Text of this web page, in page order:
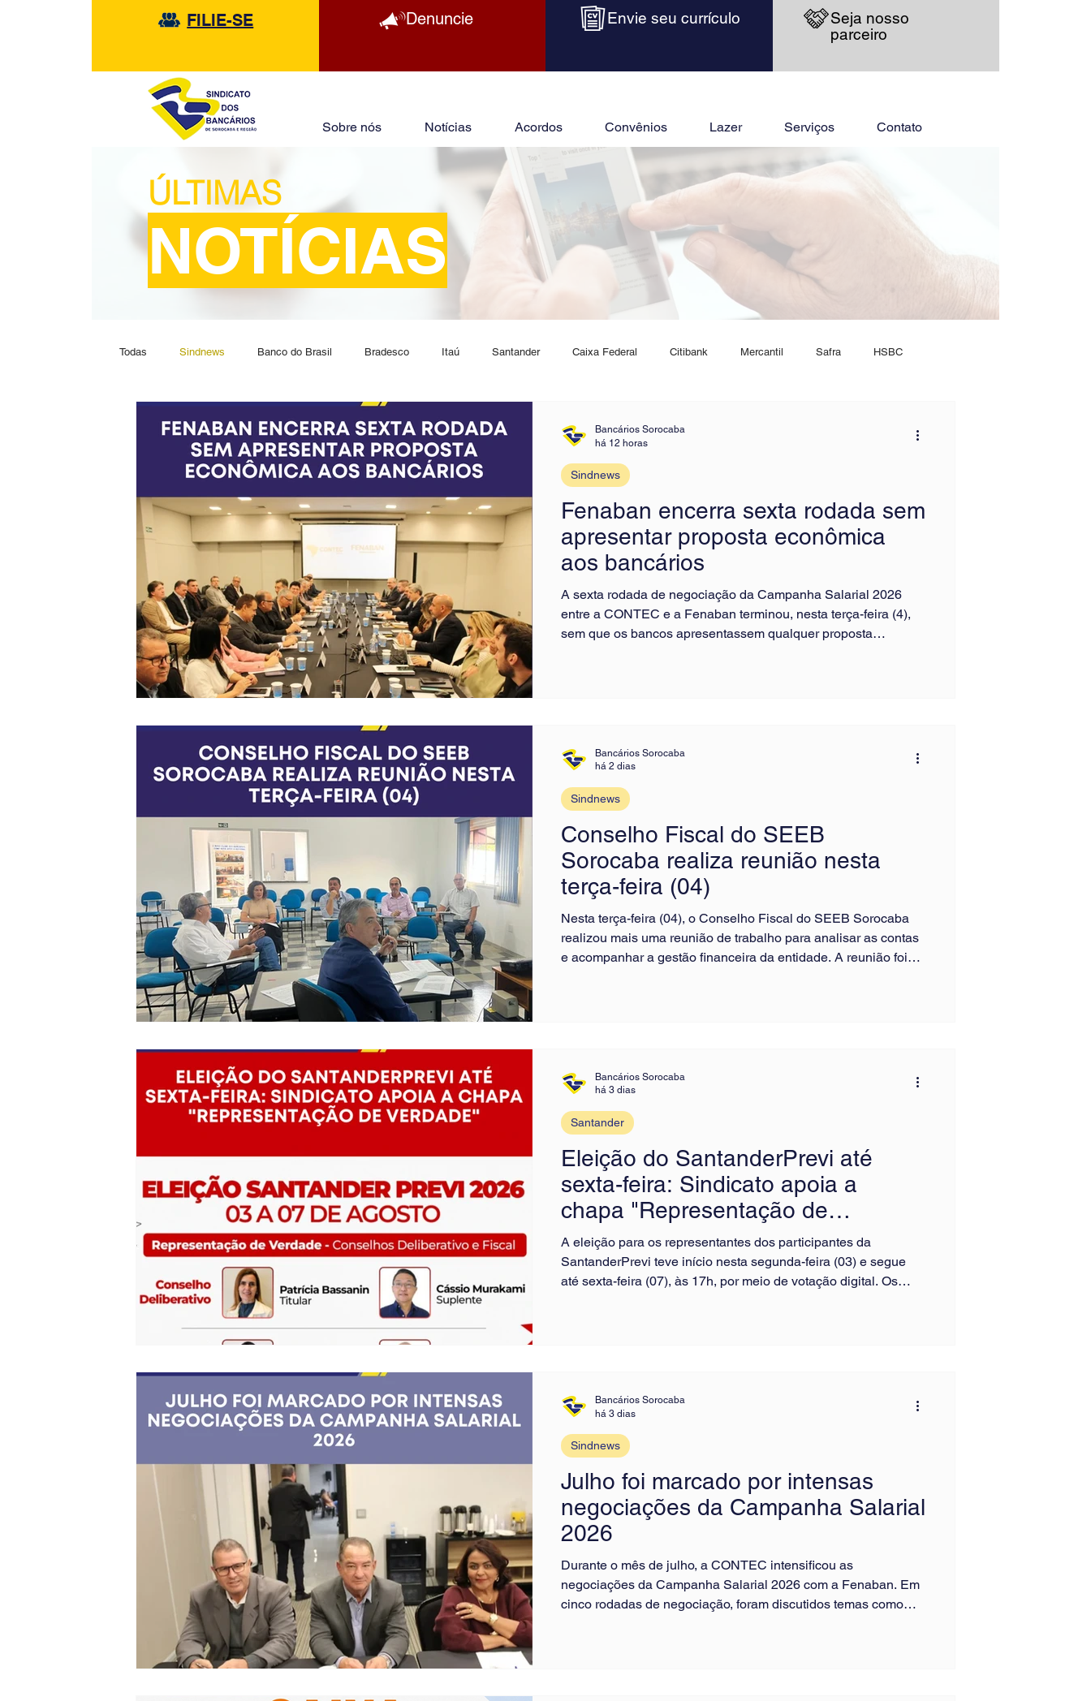
FILIE-SE Denuncie Envie seu currículo
Seja nosso
parceiro
Sobre nós Notícias Acordos Convênios Lazer Serviços Contato
ÚLTIMAS
NOTÍCIAS
Todas Sindnews Banco do Brasil Bradesco Itaú Santander Caixa Federal Citibank Mercantil Safra HSBC
Fenaban encerra sexta rodada sem
apresentar proposta econômica
aos bancários
A sexta rodada de negociação da Campanha Salarial 2026
entre a CONTEC e a Fenaban terminou, nesta terça-feira (4),
sem que os bancos apresentassem qualquer proposta
pelos bancos, cl
Sindnews
Bancários Sorocaba
há 12 horas
Conselho Fiscal do SEEB
Sorocaba realiza reunião nesta
terça-feira (04)
Nesta terça-feira (04), o Conselho Fiscal do SEEB Sorocaba
realizou mais uma reunião de trabalho para analisar as contas
e acompanhar a gestão financeira da entidade. A reunião foi
Sindnews
Bancários Sorocaba
há 2 dias
Eleição do SantanderPrevi até
sexta-feira: Sindicato apoia a
chapa "Representação de
Verdade"
A eleição para os representantes dos participantes da
SantanderPrevi teve início nesta segunda-feira (03) e segue
até sexta-feira (07), às 17h, por meio de votação digital. Os
do trabalho de fis
Santander
Bancários Sorocaba
há 3 dias
Julho foi marcado por intensas
negociações da Campanha Salarial
2026
Durante o mês de julho, a CONTEC intensificou as
negociações da Campanha Salarial 2026 com a Fenaban. Em
cinco rodadas de negociação, foram discutidos temas como
Sindnews
Bancários Sorocaba
há 3 dias